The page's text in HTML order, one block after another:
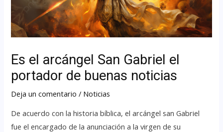
Es el arcángel San Gabriel el
portador de buenas noticias
Deja un comentario / Noticias
De acuerdo con la historia bíblica, el arcángel san Gabriel
fue el encargado de la anunciación a la virgen de su